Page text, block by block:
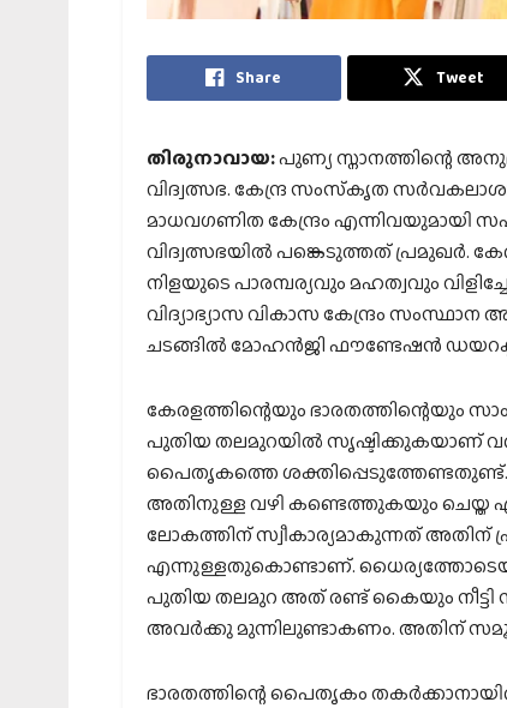
Share Tweet
തിരുനാവായ:പുണ്യ സ്നാനത്തിന്റെ
വിദ്വത്സഭ. കേന്ദ്ര സംസ്‌കൃത
മാധവഗണിത കേന്ദ്രം എന്നിവയുമായി
വിദ്വത്സഭയില്‍ പങ്കെടുത്തത് പ്രമുഖര്‍.
നിളയുടെ പാരമ്പര്യവും മഹത്വവും
വിദ്യാഭ്യാസ വികാസ കേന്ദ്രം
ചടങ്ങില്‍ മോഹന്‍ജി ഫൗണ്ടേഷന്‍
കേരളത്തിന്റെയും ഭാരതത്തിന്റെയും
പുതിയ തലമുറയില്‍ സൃഷ്ടിക്കുകയാണ്
പൈതൃകത്തെ ശക്തിപ്പെടുത്തേണ്ടതുണ്ട്.
അതിനുള്ള വഴി കണ്ടെത്തുകയും ചെയ്ത
ലോകത്തിന് സ്വീകാര്യമാകുന്നത് അതിന്
എന്നുള്ളതുകൊണ്ടാണ്.
പുതിയ തലമുറ അത് രണ്ട് കൈയും നീട്ടി
അവര്‍ക്കു മുന്നിലുണ്ടാകണം. അതിന്
ഭാരതത്തിന്റെ പൈതൃകം